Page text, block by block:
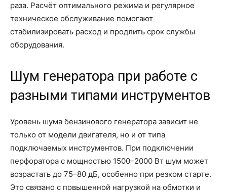
раза. Расчёт оптимального режима и регулярное
техническое обслуживание помогают
стабилизировать расход и продлить срок службы
оборудования.
Шум генератора при работе с
разными типами инструментов
Уровень шума бензинового генератора зависит не
только от модели двигателя, но и от типа
подключаемых инструментов. При подключении
перфоратора с мощностью 1500–2000 Вт шум может
возрастать до 75–80 дБ, особенно при резком старте.
Это связано с повышенной нагрузкой на обмотки и